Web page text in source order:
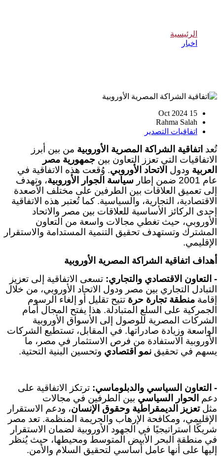
الرئيسية
اخبار
15 Oct 2024
Rahma Salah
اتفاقيات التصدير
تُعد اتفاقية الشراكة المصرية الأوروبية من بين أبرز
الاتفاقيات التي تعزز التعاون بين جمهورية مصر
العربية ودول الاتحاد الأوروبي. وُقعت هذه الاتفاقية في
عام 2001 ضمن إطار
سياسة الجوار الأوروبية، وتهدف
إلى تعميق العلاقات بين الطرفين على مختلف الأصعدة
الاقتصادية، التجارية، والسياسية. كما تُعتبر هذه الاتفاقية
إحدى الركائز الأساسية للعلاقات بين مصر والاتحاد
الأوروبي، حيث تغطي مجالات واسعة من التعاون
المشترك وتستهدف تحقيق التنمية المستدامة والاستقرار
الإقليمي.
أهداف اتفاقية الشراكة المصرية الأوروبية
- التعاون الاقتصادي والتجاري: تسعى الاتفاقية إلى تعزيز
التبادل التجاري بين مصر ودول الاتحاد الأوروبي، من خلال
إقامة منطقة تجارة حرة تتيح تقليل أو إلغاء الرسوم
الجمركية على السلع المتبادلة. هذا يفتح المجال أمام
الشركات المصرية للوصول إلى الأسواق الأوروبية
الواسعة وزيادة صادراتها. في المقابل، تستطيع الشركات
الأوروبية الاستفادة من فرص الاستثمار في مصر، ما
يسهم في تحقيق نمو اقتصادي وتحسين البنية التحتية.
- التعاون السياسي والدبلوماسي: ترتكز الاتفاقية على
دعم الحوار السياسي بين الطرفين في مجالات
مثلتعزيز الديمقراطية وحقوق الإنسان، ودعم الاستقرار
الإقليمي، ومكافحة الإرهاب والجريمة المنظمة. تعد مصر
شريكًا استراتيجيًا في الجهود الأوروبية لضمان الاستقرار
في منطقة البحر الأبيض المتوسط ومحيطها، حيث يُنظر
إليها على أنها عامل أساسي لتحقيق السلام والأمن.